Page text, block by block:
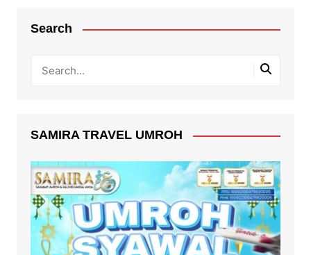
Search
SAMIRA TRAVEL UMROH